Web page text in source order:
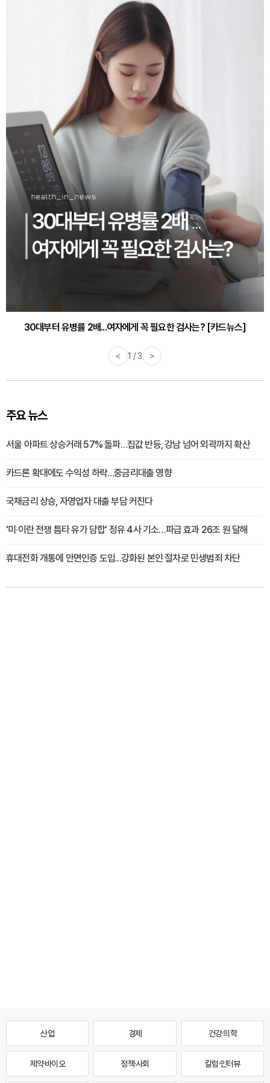
30대부터 유병률 2배...여자에게 꼭 필요한 검사는? [카드뉴스]
< 2 / 3 >
주요 뉴스
서울 아파트 상승거래 57% 돌파…집값 반등, 강남 넘어 외곽까지 확산
카드론 확대에도 수익성 하락…중금리대출 영향
국채금리 상승, 자영업자 대출 부담 커진다
'미·이란 전쟁 틈타 유가 담합' 정유 4사 기소…파급 효과 26조 원 달해
휴대전화 개통에 안면인증 도입...강화된 본인 절차로 민생범죄 차단
산업 경제 건강·의학
제약·바이오 정책·사회 칼럼·인터뷰